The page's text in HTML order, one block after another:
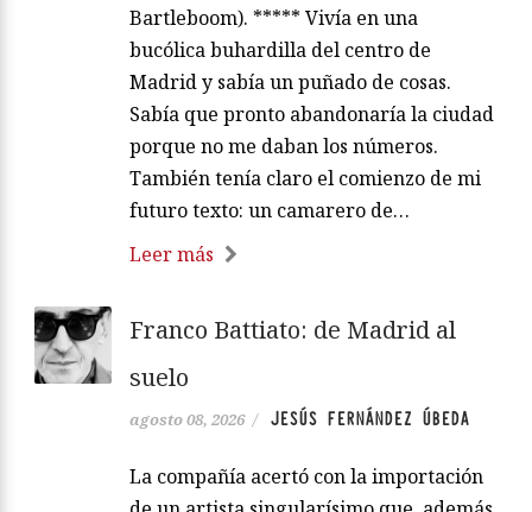
Bartleboom). ***** Vivía en una
bucólica buhardilla del centro de
Madrid y sabía un puñado de cosas.
Sabía que pronto abandonaría la ciudad
porque no me daban los números.
También tenía claro el comienzo de mi
futuro texto: un camarero de…
Leer más
Franco Battiato: de Madrid al
suelo
agosto 08, 2026 / JESÚS FERNÁNDEZ ÚBEDA
La compañía acertó con la importación